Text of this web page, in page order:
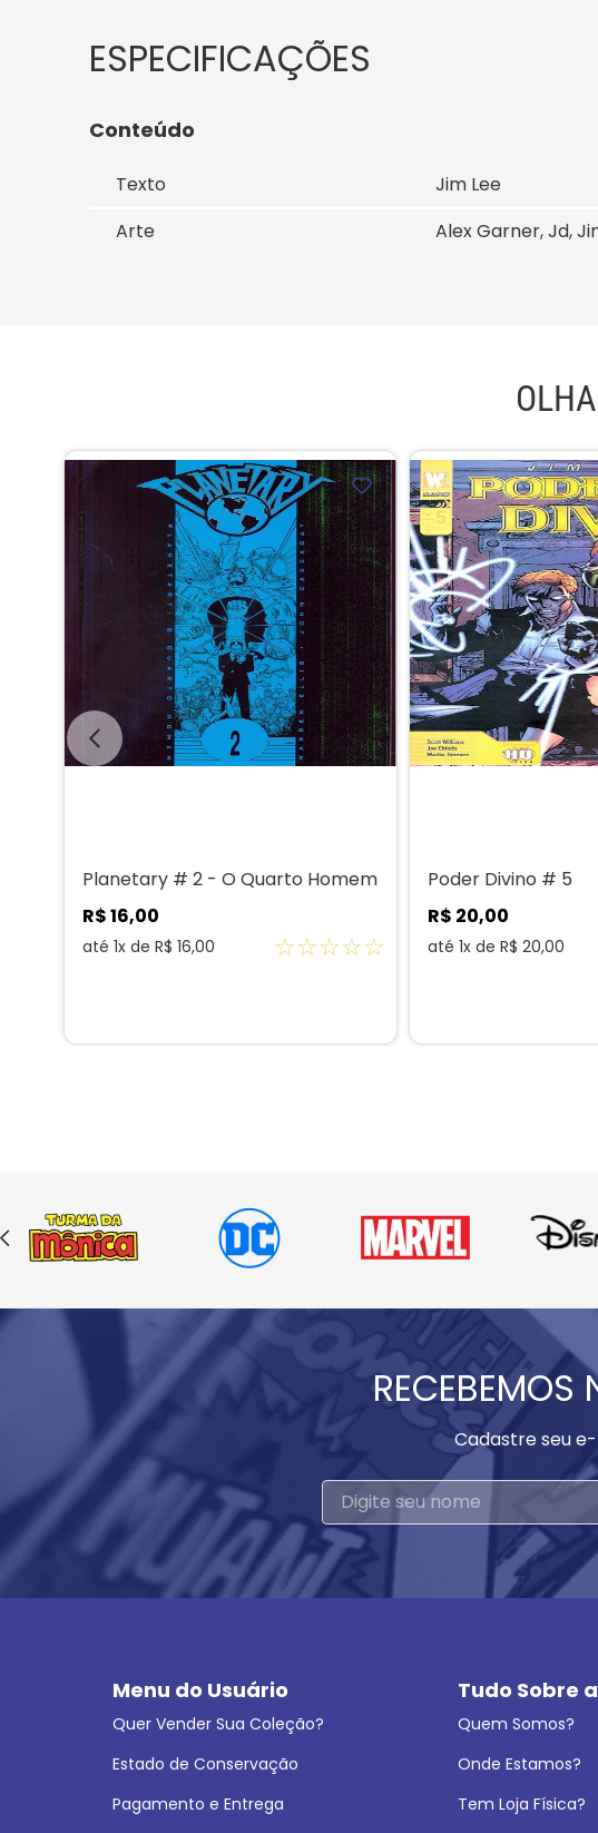
Conteúdo
Texto
Jim Lee
Arte
Alex Garner, Jd,
Planetary # 2 - O Quarto Homem
R$16,00
até 1x de R$ 16,00 ☆☆☆☆☆
Poder Divino # 5
R$ 20,00
até 1x de R$ 20,00
RECEBEMOS
Cadastre seu
Menu do Usuário
Quer Vender Sua Coleção?
Estado de Conservação
Pagamento e Entrega
Tudo Sobre
Quem Somos?
Onde Estamos?
Tem Loja Física?